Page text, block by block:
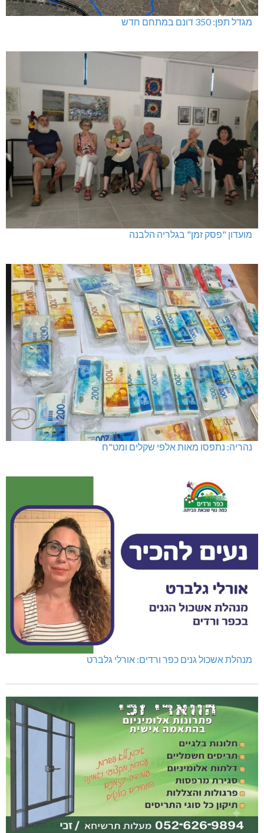
מגדל תפן: 350 דונם במתחם חדש
מועדון "פסק זמן" בגלריה הלבנה
נהריה: נתפסו מאות אלפי שקלים ומט"ח
מנהלת אשכול גנים כפר ורדים: אורלי גלברט